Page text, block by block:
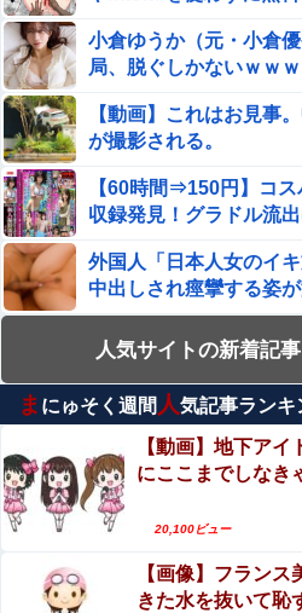
小倉ゆうか（元・小倉
局、脱ぐしかないｗｗ
【動画】これはお見事
が撮影される。
【60時間⇒150円】コ
収録発見！グラドル流
外国人「日本人女のイ
中出しされ痙攣する姿
【動画】タイのティパ
とデートか？
【動画】女子アナさん
から乳首が透けてしま
【閲覧注意】女さん「
れ見て…」（衝撃動画）
小学生をめちゃくちゃ
人気サイトの新着記
ま にゅそく週間 人気記事ランキ
【動画】地下ア
にここまでしな
20,100ビュー
【画像】フラン
きた水を抜いて恥